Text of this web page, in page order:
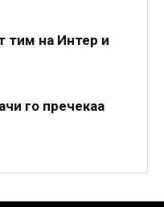
тим на Интер и
го пречекаа